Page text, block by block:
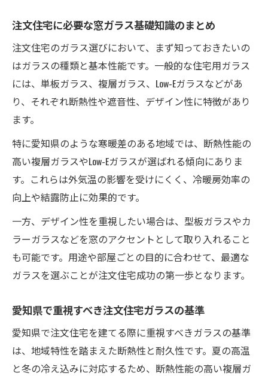
注文住宅に必要な窓ガラス基礎知識のまとめ
注文住宅のガラス選びにおいて、まず知っておきたいの
はガラスの種類と基本性能です。一般的な住宅用ガラス
には、単板ガラス、複層ガラス、Low-Eガラスなどがあ
り、それぞれ断熱性や遮音性、デザイン性に特徴があり
ます。
特に愛知県のような寒暖差のある地域では、断熱性能の
高い複層ガラスやLow-Eガラスが選ばれる傾向にありま
す。これらは外気温の影響を受けにくく、冷暖房効率の
向上や結露防止に効果的です。
一方、デザイン性を重視したい場合は、型板ガラスやカ
ラーガラスなどを窓のアクセントとして取り入れること
も可能です。用途や部屋ごとの目的に合わせて、最適な
ガラスを選ぶことが注文住宅成功の第一歩となります。
愛知県で重視すべき注文住宅ガラスの基準
愛知県で注文住宅を建てる際に重視すべきガラスの基準
は、地域特性を踏まえた断熱性と耐久性です。夏の高温
と冬の冷え込みに対応するため、断熱性能の高い複層ガ